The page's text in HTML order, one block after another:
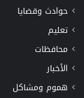
حوادث وقضايا
تعليم
محافظات
الأخبار
هموم ومشاكل